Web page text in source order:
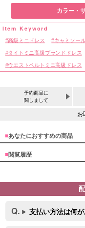
カラー・
高級ミニドレス
キャミソー
タイトミニ高級ブランドドレス
ウエストベルトミニ高級ドレス
予約商品に
関しまして
お
■あなたにおすすめの商品
■閲覧履歴
支払い方法は何